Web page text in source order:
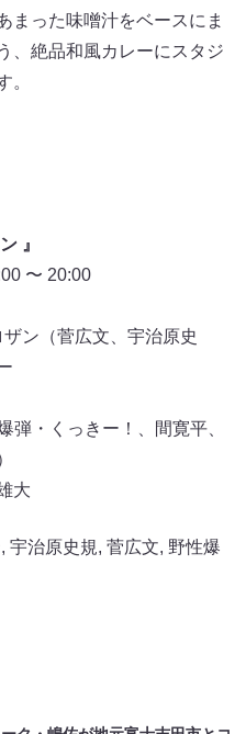
まった味噌汁をベースにま
、絶品和風カレーにスタジ
。
』
〜 20:00
ン（菅広文、宇治原史
ー
弾・くっきー！、間寛平、
大
, 宇治原史規, 菅広文, 野性爆